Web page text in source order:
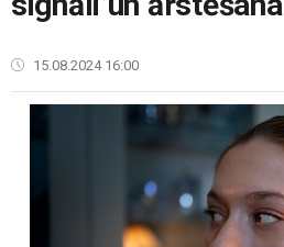
15.08.2024 16:00